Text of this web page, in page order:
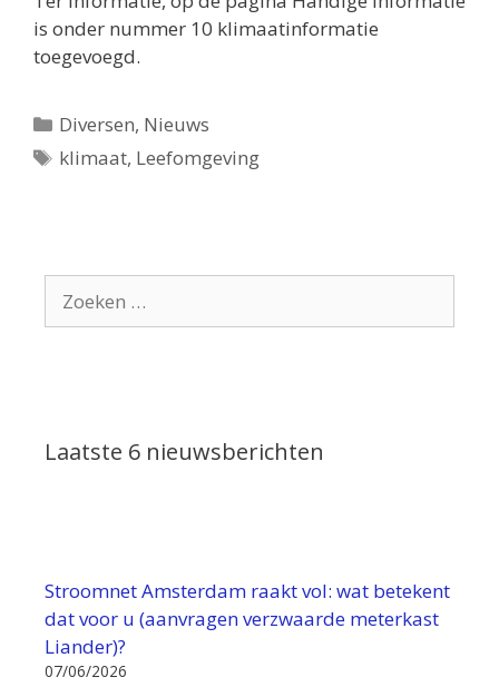
is onder nummer 10 klimaatinformatie
toegevoegd.
Categorieën
Diversen, Nieuws
Tags
klimaat, Leefomgeving
naar:
Laatste 6 nieuwsberichten
Stroomnet Amsterdam raakt vol: wat betekent
dat voor u (aanvragen verzwaarde meterkast
Liander)?
07/06/2026